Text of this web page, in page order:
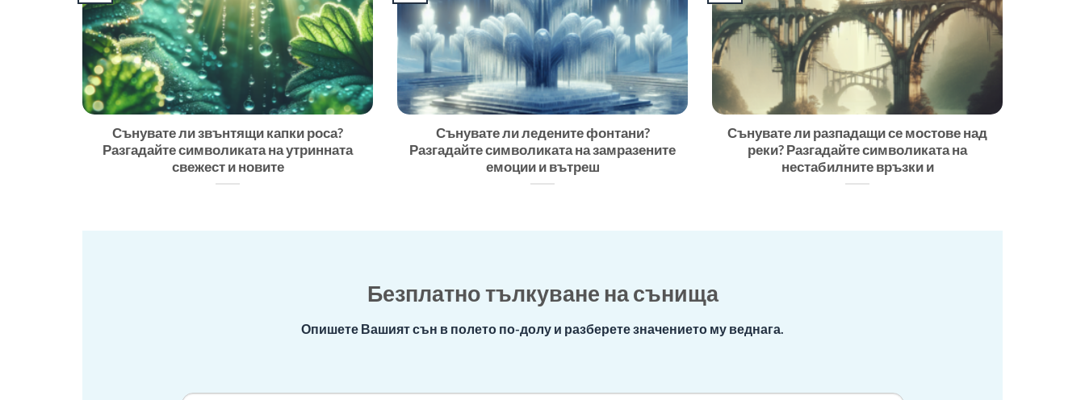
Сънувате ли звънтящи капки роса?
Разгадайте символиката на утринната
свежест и новите
Сънувате ли ледените фонтани?
Разгадайте символиката на замразените
емоции и вътреш
Сънувате ли разпадащи се мостове над
реки? Разгадайте символиката на
нестабилните връзки и
Безплатно тълкуване на сънища
Опишете Вашият сън в полето по-долу и разберете значението му веднага.